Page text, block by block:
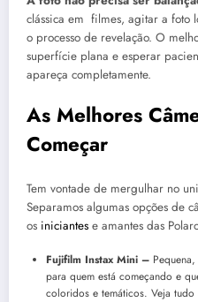
clássica em filmes, agitar a foto
o processo de revelação. O
superfície plana e esperar
apareça completamente.
As Melhores
Começar
Tem vontade de mergulhar no
Separamos algumas opções de
os iniciantes e amantes das
Fujifilm Instax Mini –
para quem está começando e
coloridos e temáticos. Veja tudo